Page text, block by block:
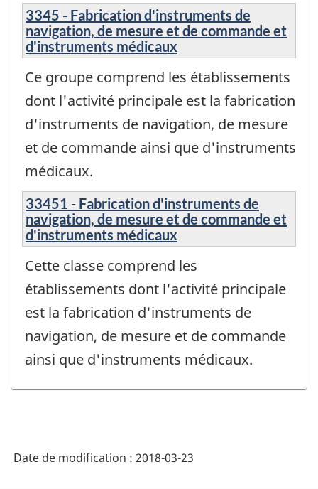
3345 - Fabrication d'instruments de
navigation, de mesure et de commande et
d'instruments médicaux
Ce groupe comprend les établissements
dont l'activité principale est la fabrication
d'instruments de navigation, de mesure
et de commande ainsi que d'instruments
médicaux.
33451 - Fabrication d'instruments de
navigation, de mesure et de commande et
d'instruments médicaux
Cette classe comprend les
établissements dont l'activité principale
est la fabrication d'instruments de
navigation, de mesure et de commande
ainsi que d'instruments médicaux.
Date de modification : 2018-03-23